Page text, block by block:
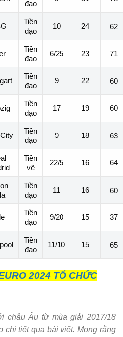
đạo
Tiền
đạo
10 24 62
Tiền
đạo
6/25 23 71
Tiền
đạo
9 22 60
Tiền
đạo
17 19 60
Tiền
đạo
9 18 63
Tiền
vệ
22/5 16 64
Tiền
đạo
11 16 60
Tiền
đạo
9/20 15 37
Tiền
đạo
11/10 15 65
2024 TỔ CHỨC
châu Âu từ mùa giải 2017/18
chi tiết qua bài viết. Mong rằng